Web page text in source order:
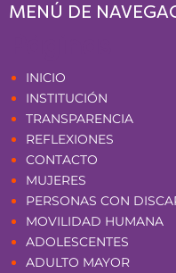
MENÚ DE
INICIO
INSTITUCIÓN
TRANSPARENCIA
REFLEXIONES
CONTACTO
MUJERES
PERSONAS CON
MOVILIDAD HUMANA
ADOLESCENTES
ADULTO MAYOR